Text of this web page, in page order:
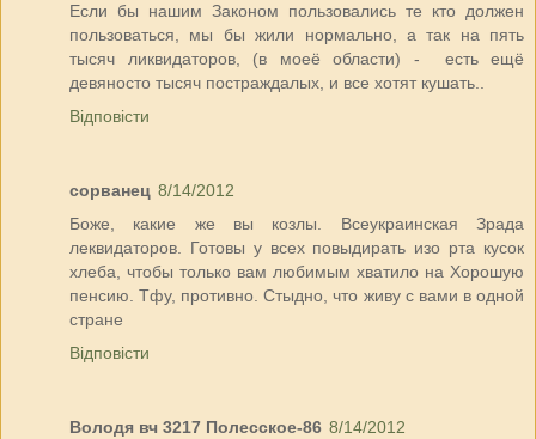
Если бы нашим Законом пользовались те кто должен
пользоваться, мы бы жили нормально, а так на пять
тысяч ликвидаторов, (в моеё области) - есть ещё
девяносто тысяч постраждалых, и все хотят кушать..
Відповісти
сорванец 8/14/2012
Боже, какие же вы козлы. Всеукраинская Зрада
леквидаторов. Готовы у всех повыдирать изо рта кусок
хлеба, чтобы только вам любимым хватило на Хорошую
пенсию. Тфу, противно. Стыдно, что живу с вами в одной
стране
Відповісти
Володя вч 3217 Полесское-86 8/14/2012